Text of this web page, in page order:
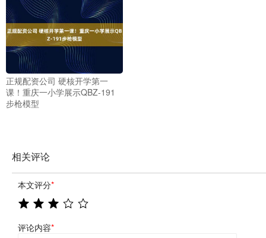
正规配资公司 硬核开学第一
课！重庆一小学展示QBZ-191
步枪模型
相关评论
本文评分*
评论内容*